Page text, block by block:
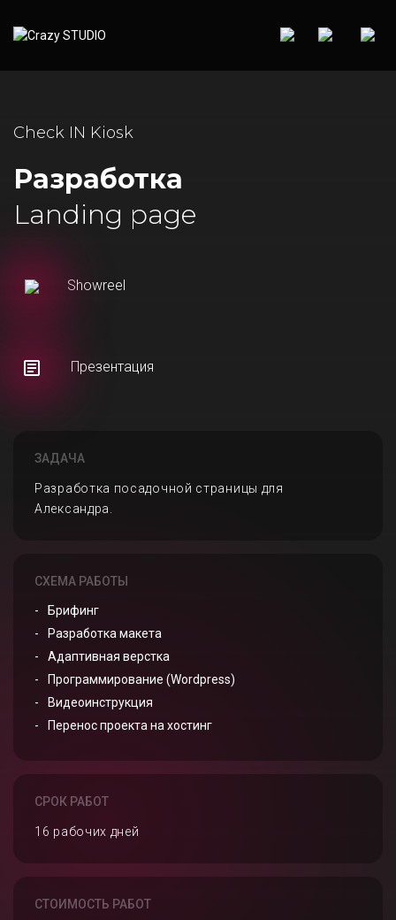
Check IN Kiosk
Разработка
Landing page
Showreel
Презентация
ЗАДАЧА
Разработка посадочной страницы для
Александра.
СХЕМА РАБОТЫ
Брифинг
Разработка макета
Адаптивная верстка
Программирование (Wordpress)
Видеоинструкция
Перенос проекта на хостинг
СРОК РАБОТ
16 рабочих дней
СТОИМОСТЬ РАБОТ